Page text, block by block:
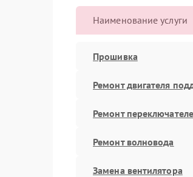
Наименование услуги
Прошивка
Ремонт двигателя
Ремонт
Ремонт волновода
Замена вентилятора